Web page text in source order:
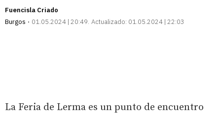
Fuencisla Criado
Burgos
01.05.2024 | 20:49 Actualizado: 01.05.2024 | 22:03
La Feria de Lerma es un punto de encuentro